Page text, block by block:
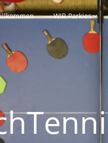
WIR Parkies